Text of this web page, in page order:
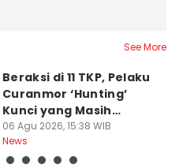
See More
Beraksi di 11 TKP, Pelaku
Curanmor ‘Hunting’
Kunci yang Masih
Menempel
06 Agu 2026, 15:38 WIB
News